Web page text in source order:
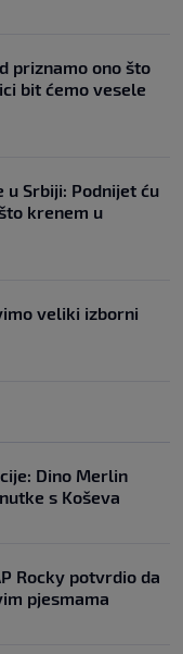
priznamo ono što
bit ćemo vesele
u Srbiji: Podnijet ću
krenem u
veliki izborni
Dino Merlin
s Koševa
Rocky potvrdio da
pjesmama